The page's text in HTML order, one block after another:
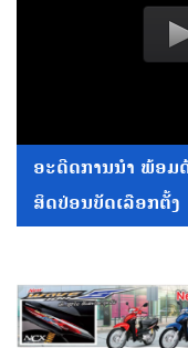
ອະດີດການນໍາ ພ້ອມ
ສິດປ່ອນບັດເລືອກຕັ້ງ